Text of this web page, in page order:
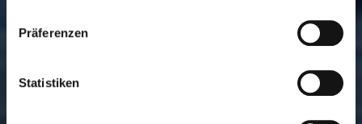
Präferenzen
Statistiken